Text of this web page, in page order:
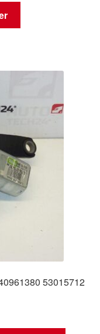
53015712